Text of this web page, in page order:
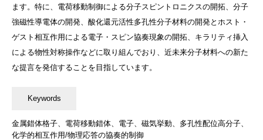
ます。特に、電荷移動制御による分子スピントロニクスの開拓、分子
強磁性導電体の開発、酸化還元活性多孔性分子材料の開発とホスト・
ゲスト相互作用による電子・スピン協奏現象の開拓、キラリティ挿入
による物性対称操作などに取り組んでおり、近未来分子材料への新た
な提言を発信することを目指しています。
金属錯体格子、電荷移動錯体、電子、磁気挙動、多孔性配位高分子、
化学的相互作用/物理応答の協奏的制御